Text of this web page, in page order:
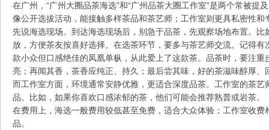
在广州，“广州大圈品茶海选”和“广州品茶大圈工作室”是两个常被提
像公开选拔活动，能接触多样茶品和茶艺师；工作室则更具私密性和
先说海选现场。到达海选现场后，别急于品茶，先观察场地布置。
放，方便茶友按喜好选择。在选茶环节，要多与茶艺师交流。记得
款小众但口感绝佳的凤凰单枞，从此爱上了这款茶。品茶时，要注
亮；再闻其香，茶香应纯正、持久；最后尝其味，好的茶滋味醇厚、
而工作室方面，环境通常安静优雅，更适合深度品茶。工作室的茶
品。比如，如果你喜欢口感浓郁的茶，他们可能会推荐熟普或岩茶。
在费用上，海选一般费用较低甚至免费，适合大众体验；工作室收
品。